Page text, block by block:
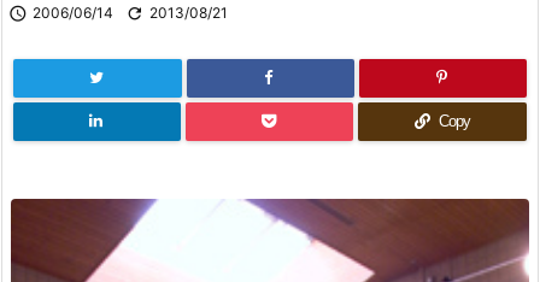
 2006/06/14  2013/08/21
Copy